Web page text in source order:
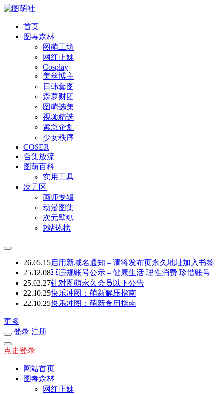
首页
图毒森林
图萌工坊
网红正妹
Cosplay
美丝博主
日韩套图
森萝财团
图萌选集
视频精选
紧急企划
少女秩序
COSER
合集放流
图萌百科
实用工具
次元区
画师专辑
动漫图集
次元壁纸
P站热榜
26.05.15启用新域名通知 – 请将发布页永久地址加入书签
25.12.08💥违规账号公示 – 健康生活 理性消费 珍惜账号
25.02.27针对图萌永久会员以下公告
22.10.25快乐冲图：萌新解压指南
22.10.25快乐冲图：萌新食用指南
更多
登录 注册
点击登录
网站首页
图毒森林
网红正妹